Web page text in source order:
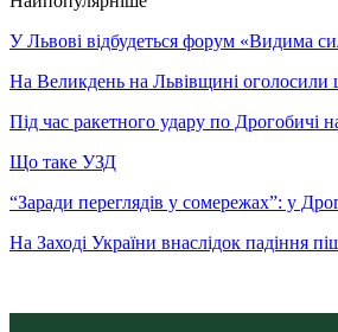
У Львові відбудеться форум «Видима
На Великдень на Львівщині
Під час ракетного удару по Дрогобичі
Що таке УЗД
“Заради переглядів у сомережах”: у
На Заході України внаслідок падіння